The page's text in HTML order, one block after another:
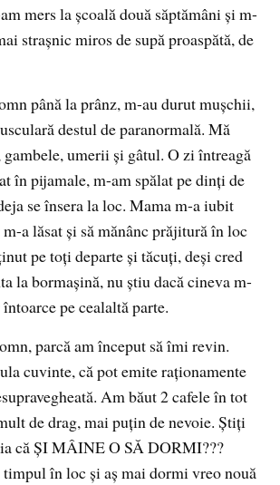
mers la școală două săptămâni și m-
strașnic miros de supă proaspătă, de
până la prânz, m-au durut mușchii,
destul de paranormală. Mă
gambele, umerii și gâtul. O zi întreagă
în pijamale, m-am spălat pe dinți de
se însera la loc. Mama m-a iubit
a lăsat și să mănânc prăjitură în loc
pe toți departe și tăcuți, deși cred
la bormașină, nu știu dacă cineva m-
pe cealaltă parte.
parcă am început să îmi revin.
cuvinte, că pot emite raționamente
Am băut 2 cafele în tot
de drag, mai puțin de nevoie. Știți
că ȘI MÂINE O SĂ DORMI???
timpul în loc și aș mai dormi vreo nouă